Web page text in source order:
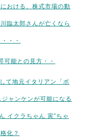
おける、株式市場の動
臨太郎さんが亡くなら
・・
可能との見方・・
て地元イタリアン「ボ
ャンケンが可能になる
イクラちゃん 寅”ちゃ
化？